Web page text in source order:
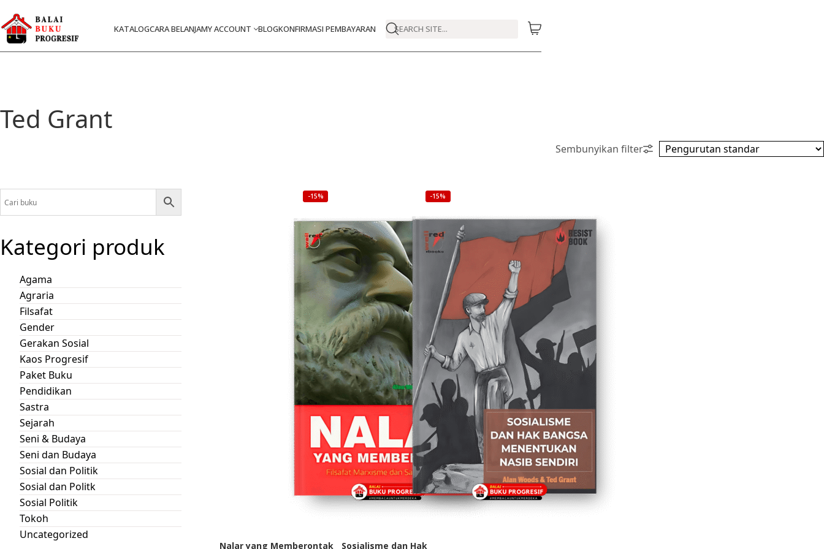
KATALOGCARA BELANJAMY ACCOUNT BLOGKONFIRMASI PEMBAYARAN SEARCH SITE...
Ted Grant
-15%
Nalar yang Memberontak
-15%
Sosialisme dan Hak
Kategori produk
Agama
Agraria
Filsafat
Gender
Gerakan Sosial
Kaos Progresif
Paket Buku
Pendidikan
Sastra
Sejarah
Seni & Budaya
Seni dan Budaya
Sosial dan Politik
Sosial dan Politk
Sosial Politik
Tokoh
Uncategorized